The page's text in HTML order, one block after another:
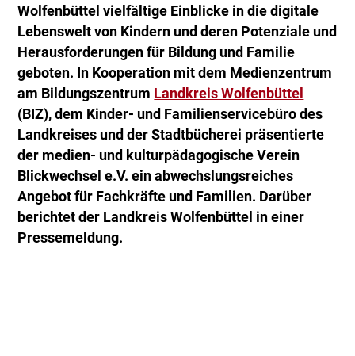
Wolfenbüttel vielfältige Einblicke in die digitale
Lebenswelt von Kindern und deren Potenziale und
Herausforderungen für Bildung und Familie
geboten. In Kooperation mit dem Medienzentrum
am Bildungszentrum Landkreis Wolfenbüttel
(BIZ), dem Kinder- und Familienservicebüro des
Landkreises und der Stadtbücherei präsentierte
der medien- und kulturpädagogische Verein
Blickwechsel e.V. ein abwechslungsreiches
Angebot für Fachkräfte und Familien. Darüber
berichtet der Landkreis Wolfenbüttel in einer
Pressemeldung.